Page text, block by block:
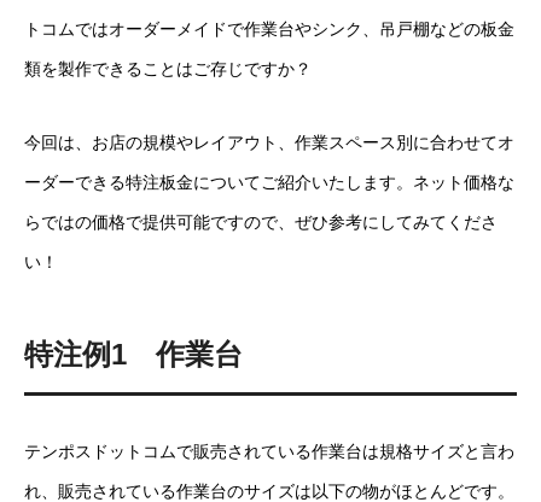
トコムではオーダーメイドで作業台やシンク、吊戸棚などの板金
類を製作できることはご存じですか？
今回は、お店の規模やレイアウト、作業スペース別に合わせてオ
ーダーできる特注板金についてご紹介いたします。ネット価格な
らではの価格で提供可能ですので、ぜひ参考にしてみてくださ
い！
特注例1 作業台
テンポスドットコムで販売されている作業台は規格サイズと言わ
れ、販売されている作業台のサイズは以下の物がほとんどです。